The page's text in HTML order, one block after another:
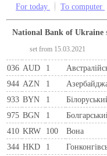
For today To computer
National Bank of Ukraine
set from 15.03.2021
036 AUD 1
944 AZN 1
933 BYN 1
975 BGN 1
410 KRW 100 Вона
344 HKD 1